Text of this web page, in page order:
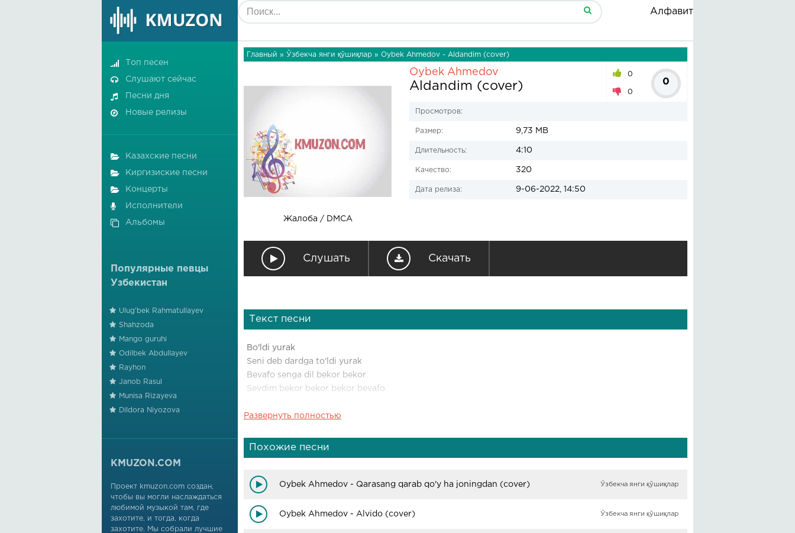
Алфавит
Главный » Ўзбекча янги қўшиқлар » Oybek Ahmedov - Aldandim (cover)
Жалоба / DMCA
Oybek Ahmedov
Aldandim (cover)
0
0
0
Просмотров:
Размер: 9,73 MB
Длительность: 4:10
Качество: 320
Дата релиза: 9-06-2022, 14:50
Слушать Скачать
Текст песни
Bo'ldi yurak
Seni deb dardga to'ldi yurak
Bevafo senga dil bekor bekor
Sevdim bekor bekor bekor bevafo
Yana alam yana azob
Bu dard meni tinimsiz
Yana qayta qayta qayta
Aldandim
Развернуть полностью
Похожие песни
Oybek Ahmedov - Qarasang qarab qo'y ha joningdan (cover) Ўзбекча янги қўшиқлар
Oybek Ahmedov - Alvido (cover) Ўзбекча янги қўшиқлар
Топ песен
Слушают сейчас
Песни дня
Новые релизы
Казахские песни
Киргизиские песни
Концерты
Исполнители
Альбомы
Популярные певцы
Узбекистан
Ulug'bek Rahmatullayev
Shahzoda
Mango guruhi
Odilbek Abdullayev
Rayhon
Janob Rasul
Munisa Rizayeva
Dildora Niyozova
KMUZON.COM
Проект kmuzon.com создан,
чтобы вы могли наслаждаться
любимой музыкой там, где
захотите, и тогда, когда
захотите. Мы собрали лучшие